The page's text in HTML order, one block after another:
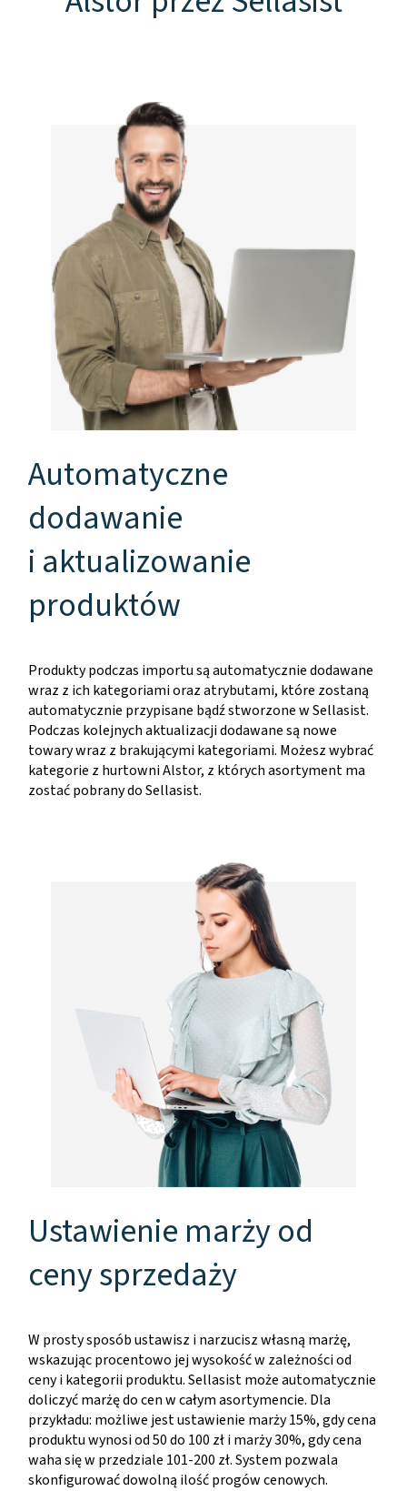
Automatyczne
dodawanie
i aktualizowanie
produktów
Produkty podczas importu są automatycznie dodawane
wraz z ich kategoriami oraz atrybutami, które zostaną
automatycznie przypisane bądź stworzone w Sellasist.
Podczas kolejnych aktualizacji dodawane są nowe
towary wraz z brakującymi kategoriami. Możesz wybrać
kategorie z hurtowni Alstor, z których asortyment ma
zostać pobrany do Sellasist.
Ustawienie marży od
ceny sprzedaży
W prosty sposób ustawisz i narzucisz własną marżę,
wskazując procentowo jej wysokość w zależności od
ceny i kategorii produktu. Sellasist może automatycznie
doliczyć marżę do cen w całym asortymencie. Dla
przykładu: możliwe jest ustawienie marży 15%, gdy cena
produktu wynosi od 50 do 100 zł i marży 30%, gdy cena
waha się w przedziale 101-200 zł. System pozwala
skonfigurować dowolną ilość progów cenowych.